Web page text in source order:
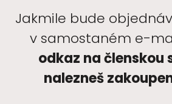
Jakmile bude
v samostaném e-
odkaz na členskou
nalezneš